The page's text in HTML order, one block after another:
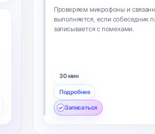
Проверяем микрофоны и
выполняется, если собеседник
записывается с помехами.
30 мин
Подробнее
Записаться